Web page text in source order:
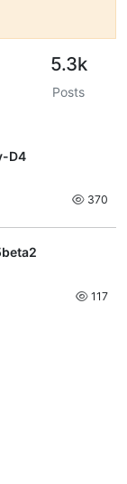
5.3k
Posts
D4
370
117